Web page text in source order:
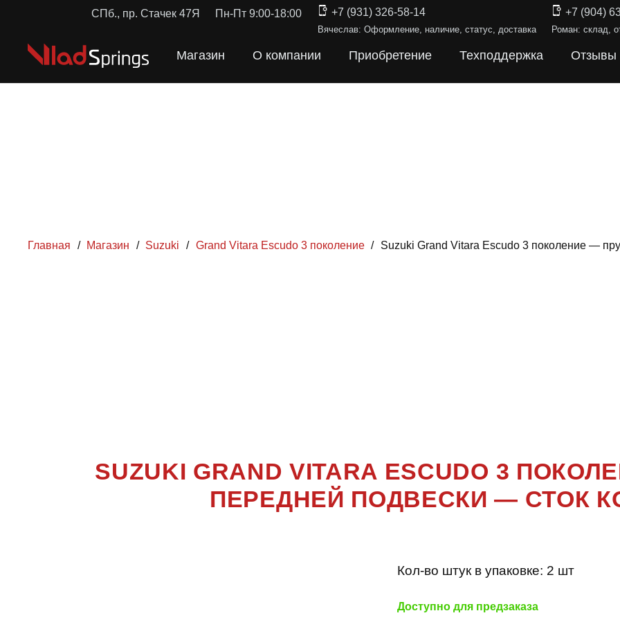
СПб., пр. Стачек 47Я Пн-Пт 9:00-18:00 +7 (931) 326-58-14
Вячеслав: Оформление, наличие, статус, доставка
+7 (904)
Роман: склад,
Магазин О компании Приобретение Техподдержка Отзывы
Главная / Магазин / Suzuki / Grand Vitara Escudo 3 поколение / Suzuki Grand Vitara Escudo 3 поколение —
ESCUDO 3
SUZUKI GRAND VITARA ESCUDO 3
ПЕРЕДНЕЙ ПОДВЕСКИ — СТОК
Кол-во штук в упаковке: 2 шт
Доступно для предзаказа